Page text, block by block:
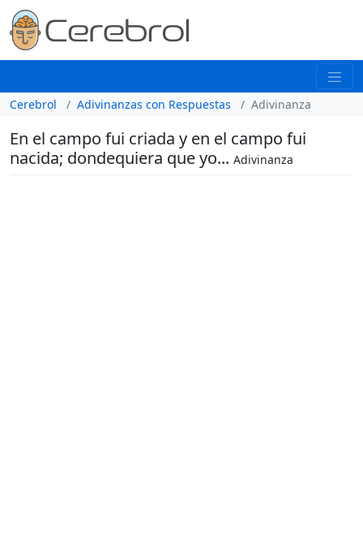
Cerebrol Adivinanzas con Respuestas Adivinanza
En el campo fui criada y en el campo fui
nacida; dondequiera que yo... Adivinanza